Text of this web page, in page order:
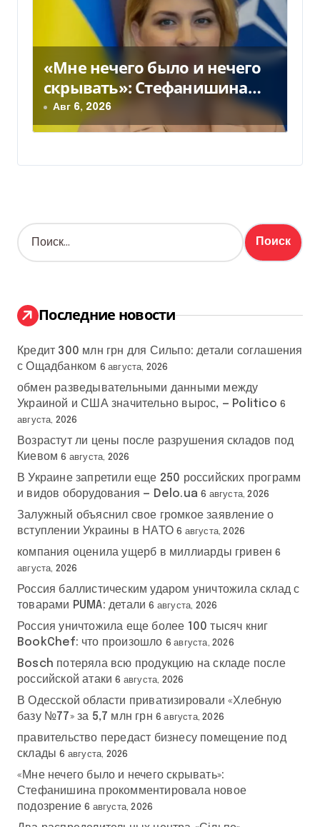
«Мне нечего было и нечего
скрывать»: Стефанишина
прокомментировала новое
подозрение
Авг 6, 2026
Н
а
:
Последние новости
Кредит 300 млн грн для Сильпо: детали соглашения
с Ощадбанком 6 августа, 2026
обмен разведывательными данными между
Украиной и США значительно вырос, — Politico 6
августа, 2026
Возрастут ли цены после разрушения складов под
Киевом 6 августа, 2026
В Украине запретили еще 250 российских программ
и видов оборудования — Delo.ua 6 августа, 2026
Залужный объяснил свое громкое заявление о
вступлении Украины в НАТО 6 августа, 2026
компания оценила ущерб в миллиарды гривен 6
августа, 2026
Россия баллистическим ударом уничтожила склад с
товарами PUMA: детали 6 августа, 2026
Россия уничтожила еще более 100 тысяч книг
BookChef: что произошло 6 августа, 2026
Bosch потеряла всю продукцию на складе после
российской атаки 6 августа, 2026
В Одесской области приватизировали «Хлебную
базу №77» за 5,7 млн грн 6 августа, 2026
правительство передаст бизнесу помещение под
склады 6 августа, 2026
«Мне нечего было и нечего скрывать»:
Стефанишина прокомментировала новое
подозрение 6 августа, 2026